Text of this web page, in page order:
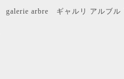
galerie arbre ギャルリ アルブル